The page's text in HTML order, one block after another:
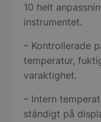
10 helt
instrumentet.
– Kontrollerade
temperatur,
varaktighet.
– Intern
ständigt på